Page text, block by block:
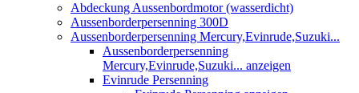
Abdeckung Aussenbordmotor (wasserdicht)
Aussenborderpersenning 300D
Aussenborderpersenning Mercury,Evinrude,Suzuki...
Aussenborderpersenning
Mercury,Evinrude,Suzuki... anzeigen
Evinrude Persenning